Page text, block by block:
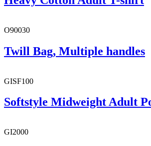
O90030
Twill Bag, Multiple handles
GISF100
Softstyle Midweight Adult
GI2000